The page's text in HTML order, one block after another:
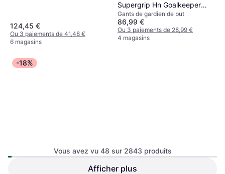
124,45 €
Ou 3 paiements de 41,48 €
6 magasins
Supergrip Hn Goalkeeper
Gloves 7
Gants de gardien de but
86,99 €
Ou 3 paiements de 28,99 €
4 magasins
-18%
240x160x85cm Noir
Puma Orbita Laliga 1 Replica
Vous avez vu 48 sur 2843 produits
Afficher plus